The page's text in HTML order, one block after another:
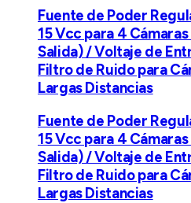
Fuente de Poder
15 Vcc para 4
Salida) / Voltaje de
Filtro de Ruido para
Largas Distancias
Fuente de Poder
15 Vcc para 4
Salida) / Voltaje de
Filtro de Ruido para
Largas Distancias